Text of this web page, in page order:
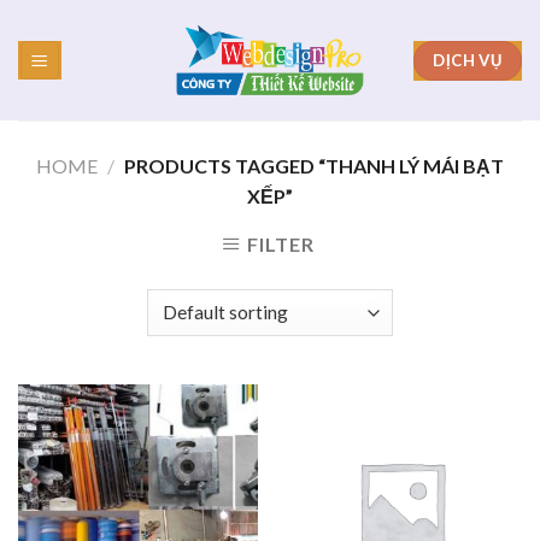
content
DỊCH VỤ
HOME / PRODUCTS TAGGED “THANH LÝ MÁI BẠT
XẾP”
FILTER